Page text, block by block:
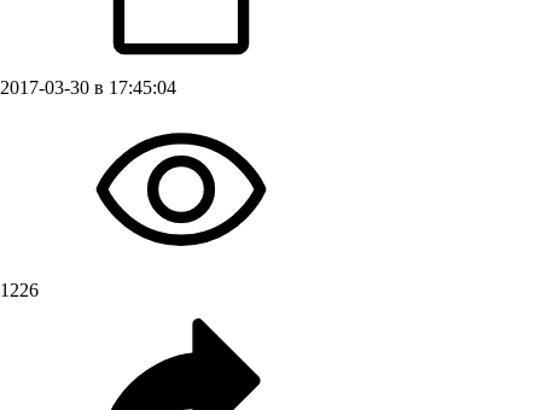
2017-03-30 в 17:45:04
1226